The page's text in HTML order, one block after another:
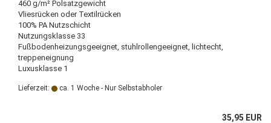
460 g/m² Polsatzgewicht
Vliesrücken oder Textilrücken
100% PA Nutzschicht
Nutzungsklasse 33
Fußbodenheizungsgeeignet, stuhlrollengeeignet, lichtecht,
treppeneignung
Luxusklasse 1
Lieferzeit: ca. 1 Woche - Nur Selbstabholer
35,95 EUR